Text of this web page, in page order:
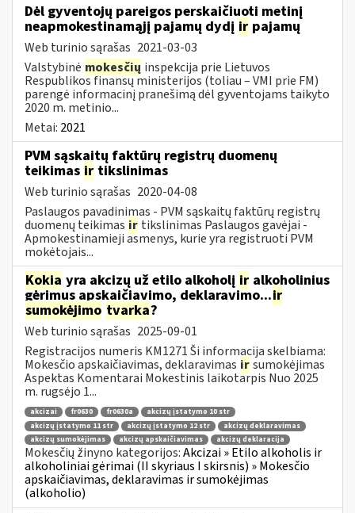
Dėl gyventojų pareigos perskaičiuoti metinį
neapmokestinamąjį pajamų dydį ir pajamų
Web turinio sąrašas 2021-03-03
Valstybinė mokesčių inspekcija prie Lietuvos
Respublikos finansų ministerijos (toliau – VMI prie FM)
parengė informacinį pranešimą dėl gyventojams taikyto
2020 m. metinio...
Metai: 2021
PVM sąskaitų faktūrų registrų duomenų
teikimas ir tikslinimas
Web turinio sąrašas 2020-04-08
Paslaugos pavadinimas - PVM sąskaitų faktūrų registrų
duomenų teikimas ir tikslinimas Paslaugos gavėjai -
Apmokestinamieji asmenys, kurie yra registruoti PVM
mokėtojais...
Kokia yra akcizų už etilo alkoholį ir alkoholinius
gėrimus apskaičiavimo, deklaravimo...ir
sumokėjimo tvarka?
Web turinio sąrašas 2025-09-01
Registracijos numeris KM1271 Ši informacija skelbiama:
Mokesčio apskaičiavimas, deklaravimas irsumokėjimas
Aspektas Komentarai Mokestinis laikotarpis Nuo 2025
m. rugsėjo 1...
akcizai fr0630 fr0630a
akcizų įstatymo 10 str
akcizų įstatymo 11 str
akcizų įstatymo 12 str
akcizų deklaravimas
akcizų sumokėjimas
akcizų apskaičiavimas akcizų deklaracija
Mokesčių žinyno kategorijos:Akcizai » Etilo alkoholis ir
alkoholiniai gėrimai (II skyriaus I skirsnis) » Mokesčio
apskaičiavimas, deklaravimas ir sumokėjimas
(alkoholio)